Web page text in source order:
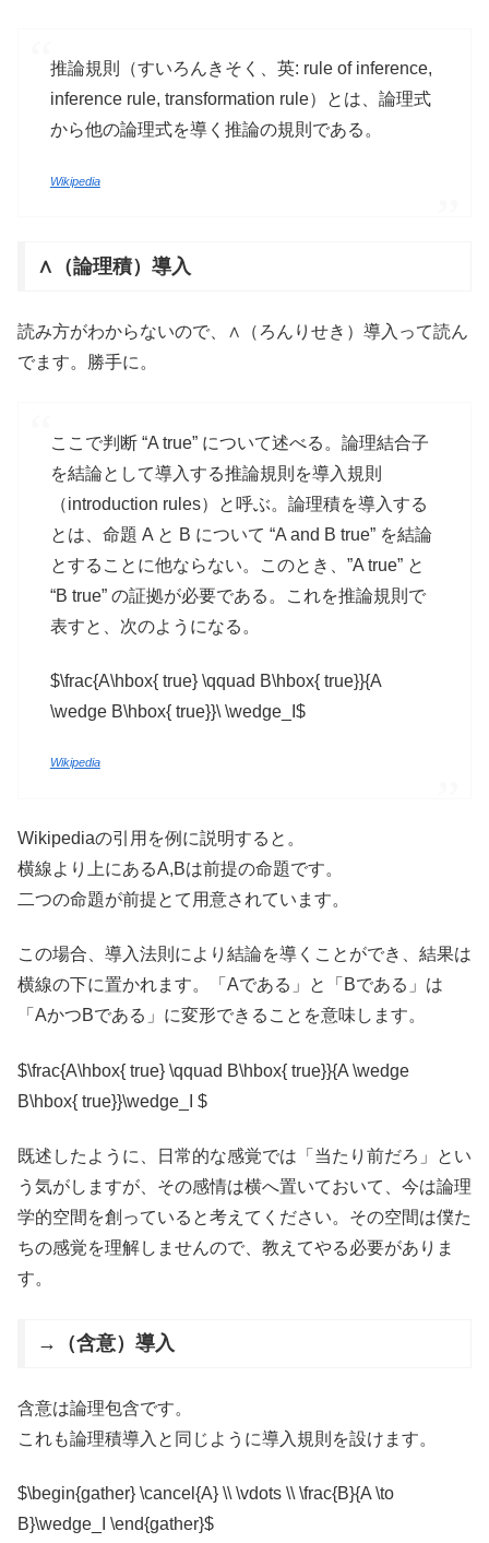
推論規則（すいろんきそく、英: rule of inference,
inference rule, transformation rule）とは、論理式
から他の論理式を導く推論の規則である。
Wikipedia
∧（論理積）導入
読み方がわからないので、∧（ろんりせき）導入って読ん
でます。勝手に。
ここで判断 “A true” について述べる。論理結合子
を結論として導入する推論規則を導入規則
（introduction rules）と呼ぶ。論理積を導入する
とは、命題 A と B について “A and B true” を結論
とすることに他ならない。このとき、”A true” と
“B true” の証拠が必要である。これを推論規則で
表すと、次のようになる。
$\frac{A\hbox{ true} \qquad B\hbox{ true}}{A
\wedge B\hbox{ true}}\ \wedge_I$
Wikipedia
Wikipediaの引用を例に説明すると。
横線より上にあるA,Bは前提の命題です。
二つの命題が前提とて用意されています。
この場合、導入法則により結論を導くことができ、結果は
横線の下に置かれます。「Aである」と「Bである」は
「AかつBである」に変形できることを意味します。
$\frac{A\hbox{ true} \qquad B\hbox{ true}}{A \wedge
B\hbox{ true}}\wedge_I $
既述したように、日常的な感覚では「当たり前だろ」とい
う気がしますが、その感情は横へ置いておいて、今は論理
学的空間を創っていると考えてください。その空間は僕た
ちの感覚を理解しませんので、教えてやる必要がありま
す。
→（含意）導入
含意は論理包含です。
これも論理積導入と同じように導入規則を設けます。
$\begin{gather} \cancel{A} \\ \vdots \\ \frac{B}{A \to
B}\wedge_I \end{gather}$